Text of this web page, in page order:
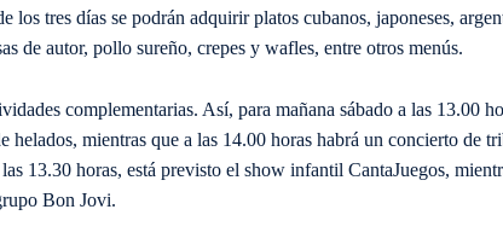
los tres días se podrán adquirir platos cubanos, japoneses,
de autor, pollo sureño, crepes y wafles, entre otros menús.
complementarias. Así, para mañana sábado a las 13.00
helados, mientras que a las 14.00 horas habrá un concierto de
13.30 horas, está previsto el show infantil CantaJuegos,
Bon Jovi.